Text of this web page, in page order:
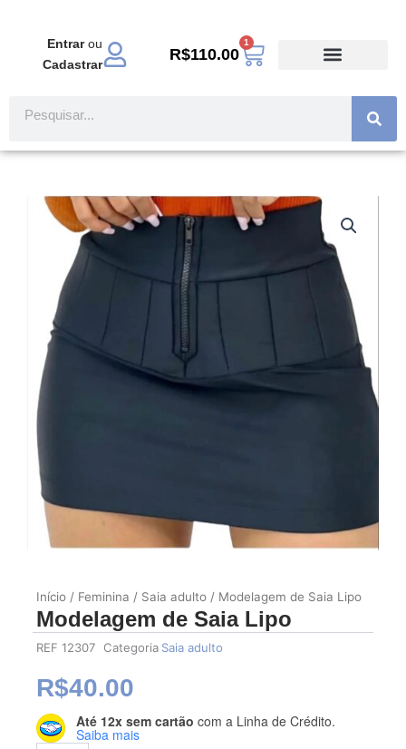
Entrarou
Cadastrar
R$110.00
1
Carrinho
Início / Feminina / Saia adulto / Modelagem de Saia Lipo
Modelagem de Saia Lipo
REF 12307 Categoria Saia adulto
R$40.00
Até 12x sem cartão com a Linha de Crédito.
Saiba mais
Modelagem
de